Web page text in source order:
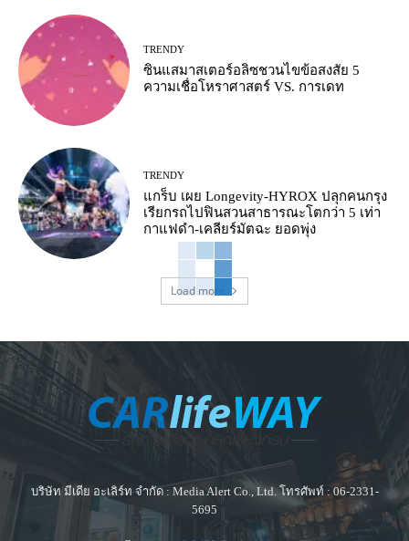
TRENDY
ซินแสมาสเตอร์อลิซชวนไขข้อสงสัย 5
ความเชื่อโหราศาสตร์ VS. การเดท
TRENDY
แกร็บ เผย Longevity-HYROX ปลุกคนกรุง
เรียกรถไปฟินสวนสาธารณะโตกว่า 5 เท่า
กาแฟดำ-เคลียร์มัตฉะ ยอดพุ่ง
Load more
บริษัท มีเดีย อะเลิร์ท จำกัด : Media Alert Co., Ltd. โทรศัพท์ : 06-2331-
5695